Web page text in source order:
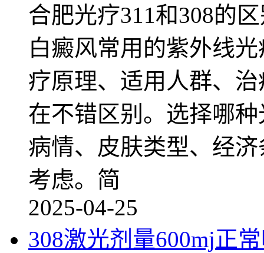
合肥光疗311和308的
白癜风常用的紫外线
疗原理、适用人群、
在不错区别。选择哪
病情、皮肤类型、经
考虑。简
2025-04-25
308激光剂量600mj正